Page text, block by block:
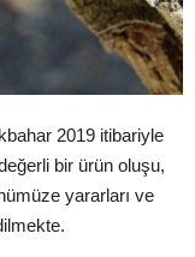
2019 itibariyle
bir ürün oluşu,
yararları ve